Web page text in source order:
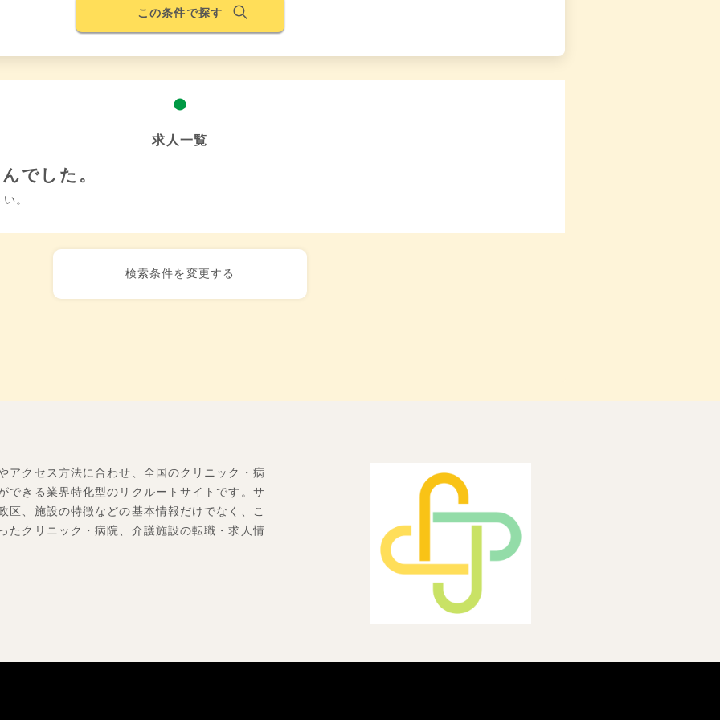
この条件で探す
求人一覧
でした。
。
検索条件を変更する
アクセス方法に合わせ、全国のクリニック・病
できる業界特化型のリクルートサイトです。サ
区、施設の特徴などの基本情報だけでなく、こ
たクリニック・病院、介護施設の転職・求人情